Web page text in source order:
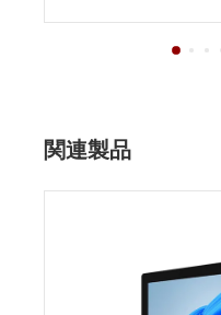
関連製品